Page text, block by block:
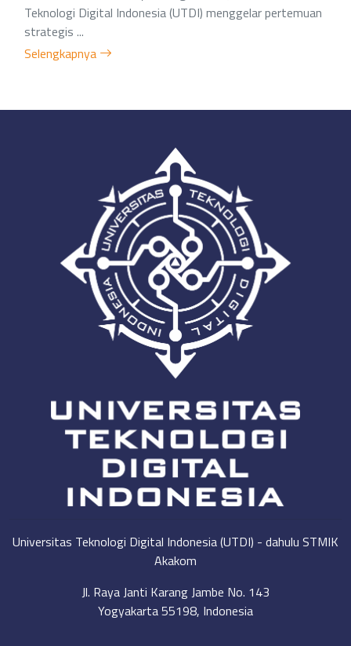
Teknologi Digital Indonesia (UTDI) menggelar pertemuan
strategis ...
Selengkapnya
Universitas Teknologi Digital Indonesia (UTDI) - dahulu STMIK
Akakom
Jl. Raya Janti Karang Jambe No. 143
Yogyakarta 55198, Indonesia